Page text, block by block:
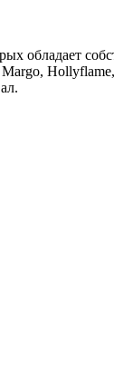
обладает